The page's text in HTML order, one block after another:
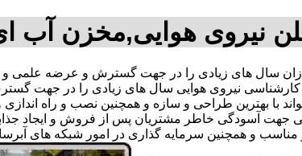
نیروی هوایی,مخزن آب
سال های زیادی را در جهت گسترش و عرضه علمی و
کارشناسی نیروی هوایی سال های زیادی را در
با بهترین طراحی و سازه و همچنین نصب و راه
آسودگی خاطر مشتریان پس از فروش و ایجاد
و همچنین سرمایه گذاری در امور شبکه های